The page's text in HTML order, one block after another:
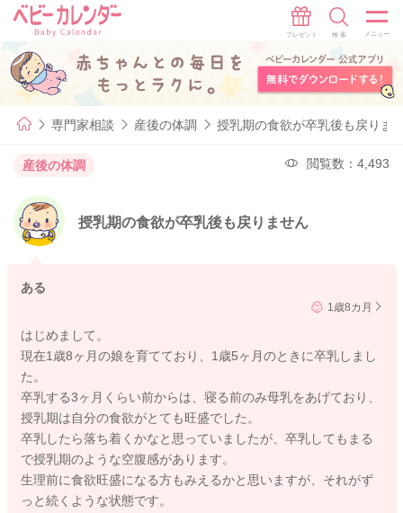
専門家相談 産後の体調 授乳期の食欲が卒乳後も戻りま
産後の体調 閲覧数：4,493
授乳期の食欲が卒乳後も戻りません
ある
1歳8カ月
はじめまして。
現在1歳8ヶ月の娘を育てており、1歳5ヶ月のときに卒乳しまし
た。
卒乳する3ヶ月くらい前からは、寝る前のみ母乳をあげており、
授乳期は自分の食欲がとても旺盛でした。
卒乳したら落ち着くかなと思っていましたが、卒乳してもまる
で授乳期のような空腹感があります。
生理前に食欲旺盛になる方もみえるかと思いますが、それがず
っと続くような状態です。